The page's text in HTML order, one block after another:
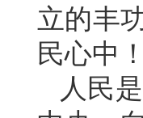
立的丰
民心中！
人民